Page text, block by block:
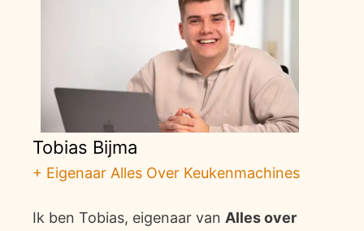
Tobias Bijma
+ Eigenaar Alles Over Keukenmachines
Ik ben Tobias, eigenaar van Alles over